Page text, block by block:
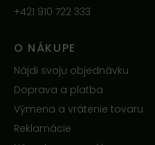
+421 910 722 333
O NÁKUPE
Nájdi svoju objednávku
Doprava a platba
Výmena a vrátenie tovaru
Reklamácie